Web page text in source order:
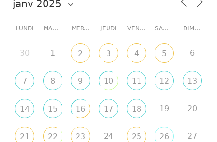
LUNDI MARDI MERCREDI JEUDI VENDREDI SAMEDI DIMANCHE
30 1 2 3 4 5 6
7 8 9 10 11 12 13
14 15 16 17 18 19 20
21 22 23 24 25 26 27